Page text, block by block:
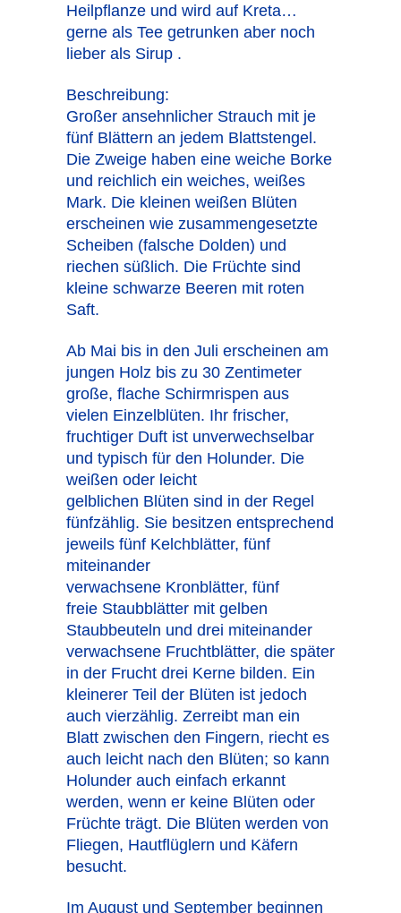
Heilpflanze und wird auf Kreta…
gerne als Tee getrunken aber noch
lieber als Sirup .
Beschreibung:
Großer ansehnlicher Strauch mit je
fünf Blättern an jedem Blattstengel.
Die Zweige haben eine weiche Borke
und reichlich ein weiches, weißes
Mark. Die kleinen weißen Blüten
erscheinen wie zusammengesetzte
Scheiben (falsche Dolden) und
riechen süßlich. Die Früchte sind
kleine schwarze Beeren mit roten
Saft.
Ab Mai bis in den Juli erscheinen am
jungen Holz bis zu 30 Zentimeter
große, flache Schirmrispen aus
vielen Einzelblüten. Ihr frischer,
fruchtiger Duft ist unverwechselbar
und typisch für den Holunder. Die
weißen oder leicht
gelblichen Blüten sind in der Regel
fünfzählig. Sie besitzen entsprechend
jeweils fünf Kelchblätter, fünf
miteinander
verwachsene Kronblätter, fünf
freie Staubblätter mit gelben
Staubbeuteln und drei miteinander
verwachsene Fruchtblätter, die später
in der Frucht drei Kerne bilden. Ein
kleinerer Teil der Blüten ist jedoch
auch vierzählig. Zerreibt man ein
Blatt zwischen den Fingern, riecht es
auch leicht nach den Blüten; so kann
Holunder auch einfach erkannt
werden, wenn er keine Blüten oder
Früchte trägt. Die Blüten werden von
Fliegen, Hautflüglern und Käfern
besucht.
Im August und September beginnen